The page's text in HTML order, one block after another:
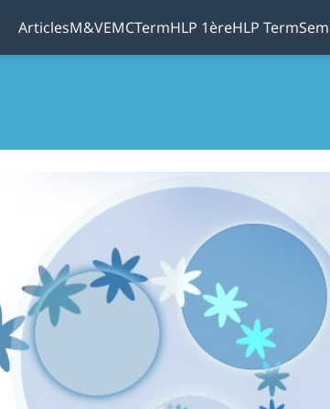
ArticlesM&VEMCTermHLP 1èreHLP TermSem